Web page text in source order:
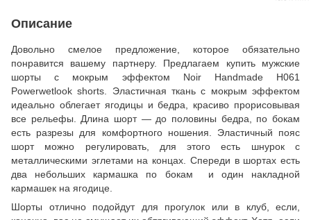
Описание
Довольно смелое предложение, которое обязательно
понравится вашему партнеру. Предлагаем купить мужские
шорты с мокрым эффектом Noir Handmade H061
Powerwetlook shorts. Эластичная ткань с мокрым эффектом
идеально облегает ягодицы и бедра, красиво прорисовывая
все рельефы. Длина шорт — до половины бедра, по бокам
есть разрезы для комфортного ношения. Эластичный пояс
шорт можно регулировать, для этого есть шнурок с
металлическими эглетами на концах. Спереди в шортах есть
два небольших кармашка по бокам и один накладной
кармашек на ягодице.
Шорты отлично подойдут для прогулок или в клуб, если,